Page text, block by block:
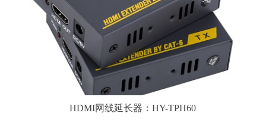
HDMI网线延长器：HY-TPH60